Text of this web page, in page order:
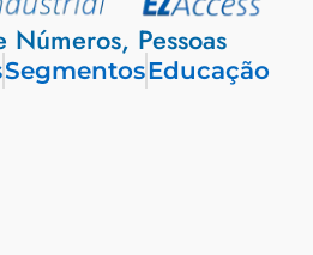
Pessoas
SegmentosEducação